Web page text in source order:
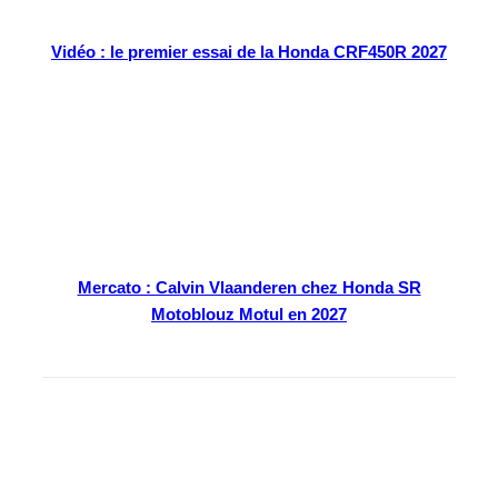
Vidéo : le premier essai de la Honda CRF450R 2027
Mercato : Calvin Vlaanderen chez Honda SR
Motoblouz Motul en 2027